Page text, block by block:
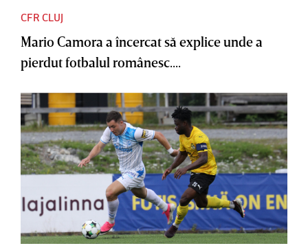
CFR CLUJ
Mario Camora a încercat să explice unde a
pierdut fotbalul românesc....